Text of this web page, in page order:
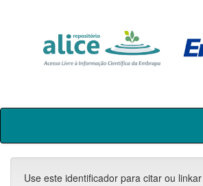
Skip
Use este identificador para citar ou